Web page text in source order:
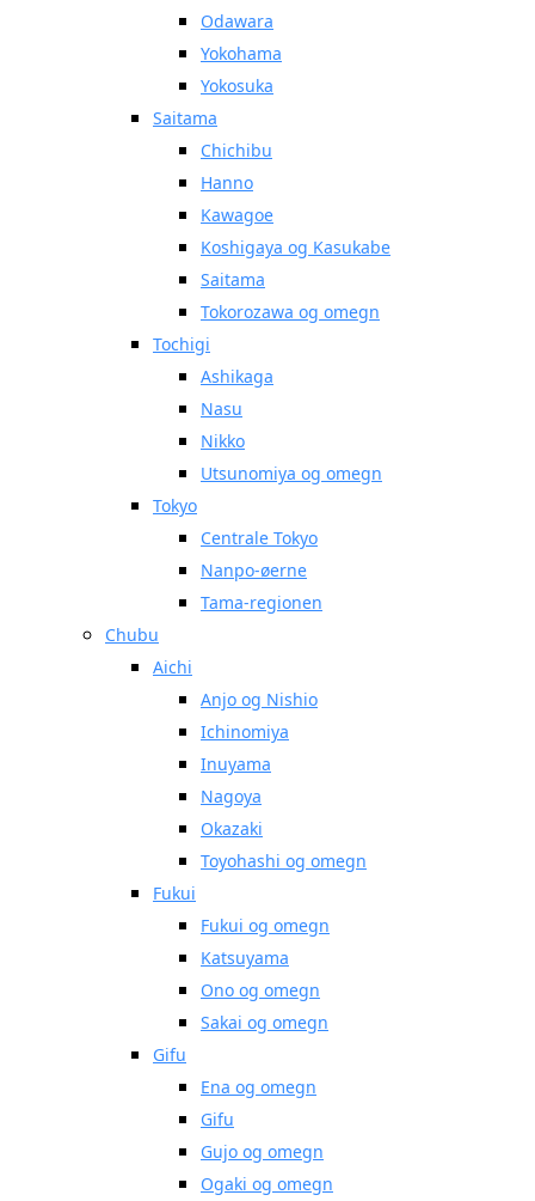
Odawara
Yokohama
Yokosuka
Saitama
Chichibu
Hanno
Kawagoe
Koshigaya og Kasukabe
Saitama
Tokorozawa og omegn
Tochigi
Ashikaga
Nasu
Nikko
Utsunomiya og omegn
Tokyo
Centrale Tokyo
Nanpo-øerne
Tama-regionen
Chubu
Aichi
Anjo og Nishio
Ichinomiya
Inuyama
Nagoya
Okazaki
Toyohashi og omegn
Fukui
Fukui og omegn
Katsuyama
Ono og omegn
Sakai og omegn
Gifu
Ena og omegn
Gifu
Gujo og omegn
Ogaki og omegn